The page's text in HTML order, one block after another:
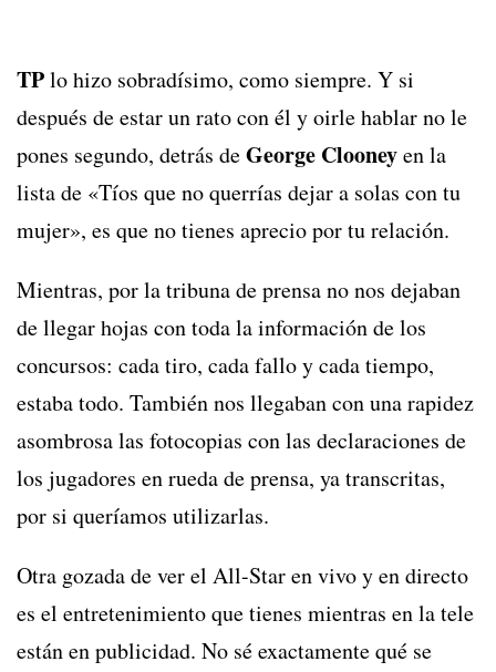
TPlo hizo sobradísimo, como siempre. Y si
después de estar un rato con él y oirle hablar no le
pones segundo, detrás deGeorge Clooneyen la
lista de «Tíos que no querrías dejar a solas con tu
mujer», es que no tienes aprecio por tu relación.
Mientras, por la tribuna de prensa no nos dejaban
de llegar hojas con toda la información de los
concursos: cada tiro, cada fallo y cada tiempo,
estaba todo. También nos llegaban con una rapidez
asombrosa las fotocopias con las declaraciones de
los jugadores en rueda de prensa, ya transcritas,
por si queríamos utilizarlas.
Otra gozada de ver el All-Star en vivo y en directo
es el entretenimiento que tienes mientras en la tele
están en publicidad. No sé exactamente qué se